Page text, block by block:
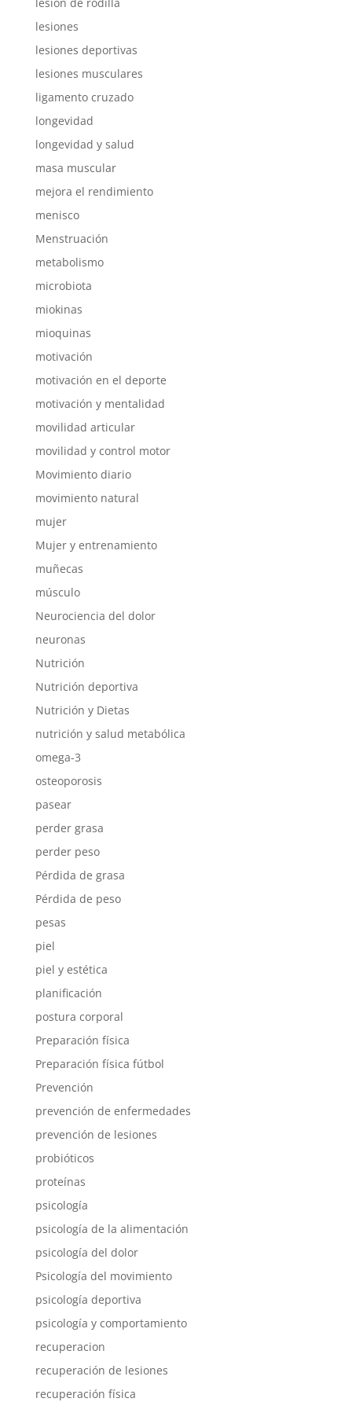
lesiones
lesiones deportivas
lesiones musculares
ligamento cruzado
longevidad
longevidad y salud
masa muscular
mejora el rendimiento
menisco
Menstruación
metabolismo
microbiota
miokinas
mioquinas
motivación
motivación en el deporte
motivación y mentalidad
movilidad articular
movilidad y control motor
Movimiento diario
movimiento natural
mujer
Mujer y entrenamiento
muñecas
músculo
Neurociencia del dolor
neuronas
Nutrición
Nutrición deportiva
Nutrición y Dietas
nutrición y salud metabólica
omega-3
osteoporosis
pasear
perder grasa
perder peso
Pérdida de grasa
Pérdida de peso
pesas
piel
piel y estética
planificación
postura corporal
Preparación física
Preparación física fútbol
Prevención
prevención de enfermedades
prevención de lesiones
probióticos
proteínas
psicología
psicología de la alimentación
psicología del dolor
Psicología del movimiento
psicología deportiva
psicología y comportamiento
recuperacion
recuperación de lesiones
recuperación física